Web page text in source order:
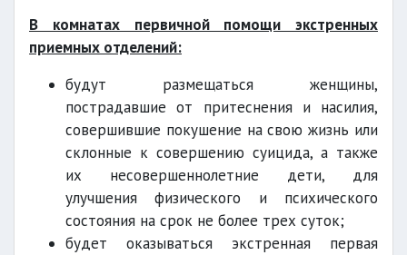
В комнатах первичной помощи экстренных
приемных отделений:
будут размещаться женщины,
пострадавшие от притеснения и насилия,
совершившие покушение на свою жизнь или
склонные к совершению суицида, а также
их несовершеннолетние дети, для
улучшения физического и психического
состояния на срок не более трех суток;
будет оказываться экстренная первая